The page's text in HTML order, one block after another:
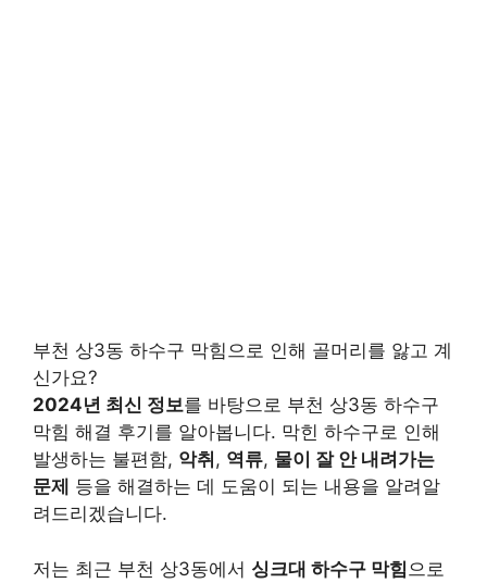
부천 상3동 하수구 막힘으로 인해 골머리를 앓고 계
신가요?
2024년 최신 정보를 바탕으로 부천 상3동 하수구
막힘 해결 후기를 알아봅니다. 막힌 하수구로 인해
발생하는 불편함, 악취 , 역류, 물이 잘 안 내려가는
문제 등을 해결하는 데 도움이 되는 내용을 알려알
려드리겠습니다.
저는 최근 부천 상3동에서 싱크대 하수구 막힘 으로